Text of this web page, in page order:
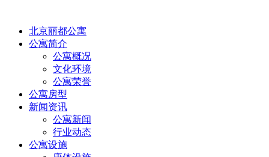
北京丽都公寓
公寓简介
公寓概况
文化环境
公寓荣誉
公寓房型
新闻资讯
公寓新闻
行业动态
公寓设施